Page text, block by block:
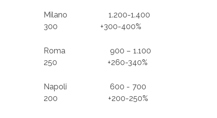
Milano 1.200-1.400
300 +300-400%
Roma 900 – 1.100
250 +260-340%
Napoli 600 - 700
200 +200-250%